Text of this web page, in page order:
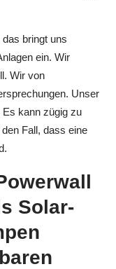
bringt uns
ein. Wir
Wir von
Unser
Es kann zügig zu
Fall, dass eine
Solar-